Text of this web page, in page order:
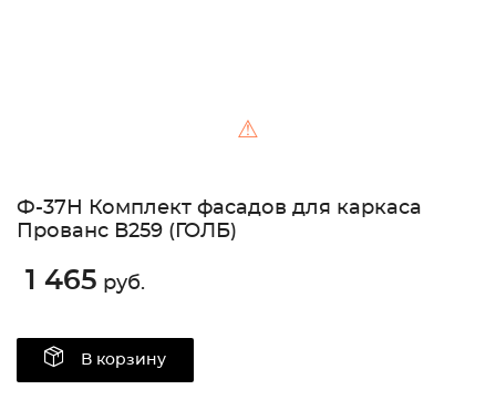
⚠
Ф-37Н Комплект фасадов для каркаса
Прованс В259 (ГОЛБ)
1 465 руб.
В корзину